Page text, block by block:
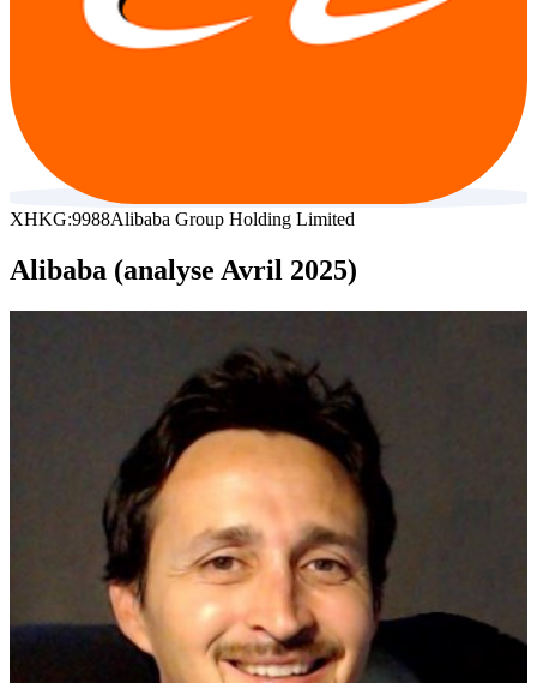
XHKG:9988Alibaba Group Holding Limited
Alibaba (analyse Avril 2025)